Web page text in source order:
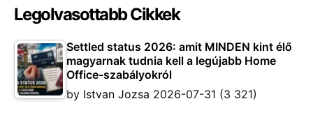
Legolvasottabb Cikkek
Settled status 2026: amit MINDEN kint élő
magyarnak tudnia kell a legújabb Home
Office-szabályokról
by Istvan Jozsa 2026-07-31 (3 321)